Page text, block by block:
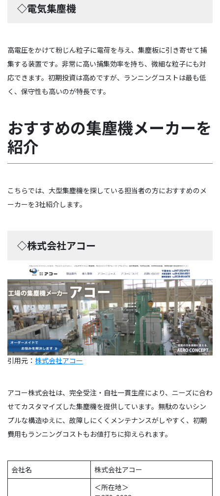
◇電気集塵機
高電圧をかけて粉じん粒子に電荷を与え、集塵板に引き寄せて捕
集する装置です。非常に高い捕集効率を持ち、微細な粒子にも対
応できます。初期投資は高めですが、ランニングコストは最も低
く、保守性も高いのが特長です。
おすすめの集塵機メーカーを
紹介
こちらでは、大型集塵機を探している担当者の方におすすめのメ
ーカーを3社紹介します。
◇株式会社アコー
引用元： 株式会社アコー
アコー株式会社は、完全受注・自社一貫生産により、ニーズに合わ
せてカスタマイズした集塵機を提供しています。無駄のないシン
プルな構造ゆえに、故障しにくくメンテナンスがしやすく、初期
費用もランニングコストもお値打ちに抑えられます。
会社名 株式会社アコー
＜所在地＞